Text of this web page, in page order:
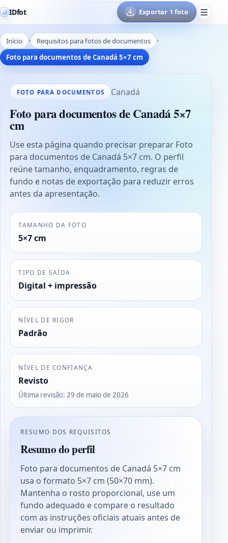
IDfot Exportar 1 foto
Início
Requisitos para fotos de documentos
Foto para documentos de Canadá 5×7 cm
FOTO PARA DOCUMENTOS Canadá
Foto para documentos de Canadá 5×7
cm
Use esta página quando precisar preparar Foto
para documentos de Canadá 5×7 cm. O perfil
reúne tamanho, enquadramento, regras de
fundo e notas de exportação para reduzir erros
antes da apresentação.
TAMANHO DA FOTO
5×7 cm
TIPO DE SAÍDA
Digital + impressão
NÍVEL DE RIGOR
Padrão
NÍVEL DE CONFIANÇA
Revisto
Última revisão:29 de maio de 2026
RESUMO DOS REQUISITOS
Resumo do perfil
Foto para documentos de Canadá 5×7 cm
usa o formato 5×7 cm (50×70 mm).
Mantenha o rosto proporcional, use um
fundo adequado e compare o resultado
com as instruções oficiais atuais antes de
enviar ou imprimir.